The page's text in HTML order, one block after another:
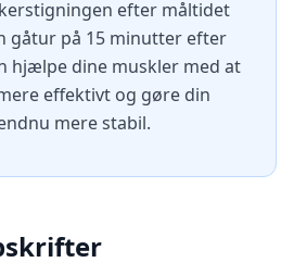
efter måltidet
gåtur på 15 minutter efter
hjælpe dine muskler med at
effektivt og gøre din
mere stabil.